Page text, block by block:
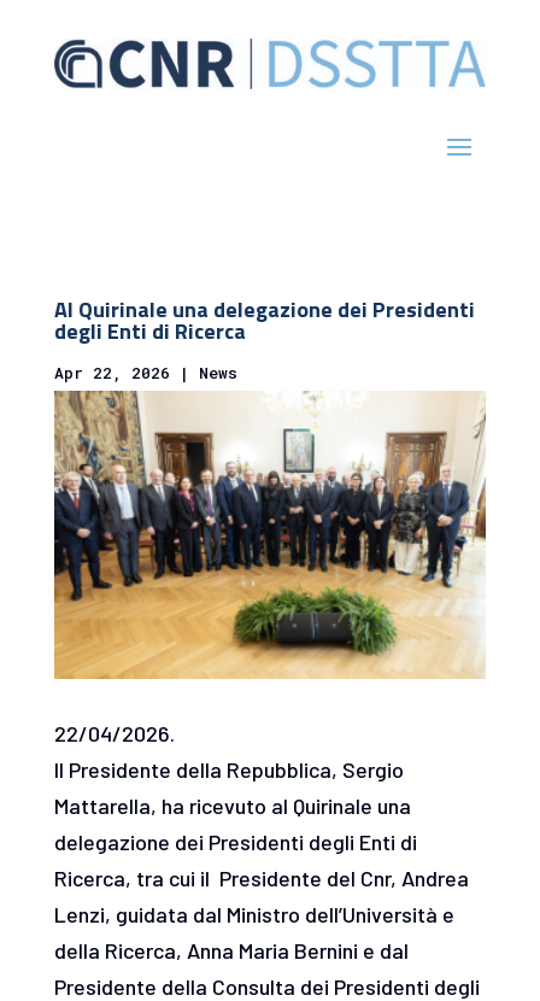
Al Quirinale una delegazione dei Presidenti
degli Enti di Ricerca
Apr 22, 2026 | News
22/04/2026.
Il Presidente della Repubblica, Sergio
Mattarella, ha ricevuto al Quirinale una
delegazione dei Presidenti degli Enti di
Ricerca, tra cui il Presidente del Cnr, Andrea
Lenzi, guidata dal Ministro dell’Università e
della Ricerca, Anna Maria Bernini e dal
Presidente della Consulta dei Presidenti degli